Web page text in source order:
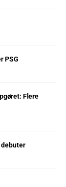
PSG
Flere
debuter